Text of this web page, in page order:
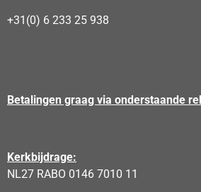
+31(0) 6 233 25 938
Betalingen graag via onderstaande
Kerkbijdrage:
NL27 RABO 0146 7010 11